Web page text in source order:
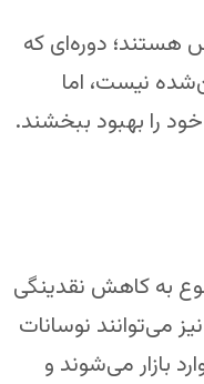
هستند؛ دوره‌ای که
نیست، اما
را بهبود ببخشند.
به کاهش نقدینگی
نوسانات
بازار می‌شوند و